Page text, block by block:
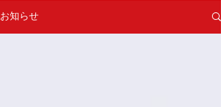
お知らせ